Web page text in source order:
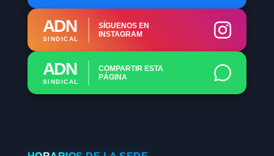
ADN
SINDICAL
SÍGUENOS EN
INSTAGRAM
ADN
SINDICAL
COMPARTIR ESTA
PÁGINA